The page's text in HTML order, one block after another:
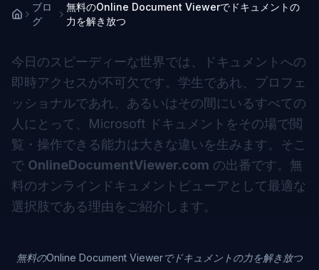
ブロ
グ
無料のOnline Document Viewerでドキュメントの
力を解き放つ
今日のスピーディーな世界では、ドキュメントへの
即時アクセスが不可欠です。学生であれ、プロフェ
ッショナルであれ、あるいはその間にいるすべての
人にとって、Microsoft ドキュメントをその場で閲
覧・操作できる能力は大きな違いを生みます。そこ
で OnlineDocumentViewer.com の出番です。無
料のオンラインドキュメントビューアとして最適な
選択肢である理由をご紹介します。
無料のOnline Document Viewerでドキュメントの力を解き放つ